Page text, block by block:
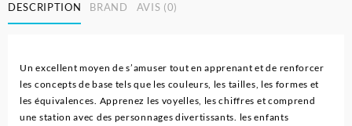
DESCRIPTION BRAND AVIS (0)
Un excellent moyen de s’amuser tout en apprenant et de renforcer
les concepts de base tels que les couleurs, les tailles, les formes et
les équivalences. Apprenez les voyelles, les chiffres et comprend
une station avec des personnages divertissants. les enfants